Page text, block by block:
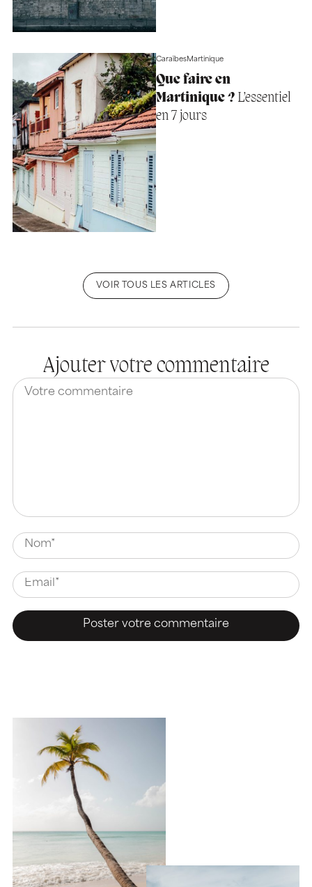
CaraïbesMartinique
Que faire en
Martinique ?L’essentiel
en 7 jours
VOIR TOUS LES ARTICLES
Ajouter votre commentaire